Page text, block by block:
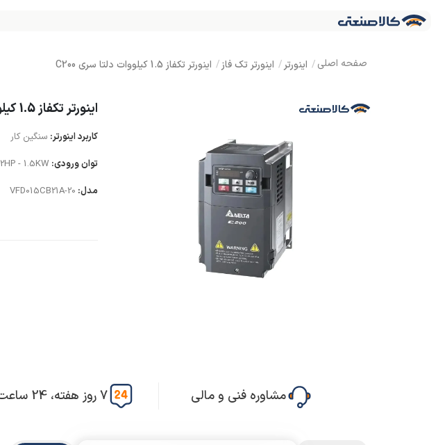
اینورتر اینورتر تک فاز اینورتر تکفاز 1.5 کیلووات دلتا سری C200
اینورتر تکفاز 1.5 کیلووات دلتا سری C200
کاربرد اینورتر: سنگین کار
توان ورودی: 2HP - 1.5KW
مدل: VFD015CB21A-20
مشاوره فنی و مالی 7 روز هفته، 24 ساعت